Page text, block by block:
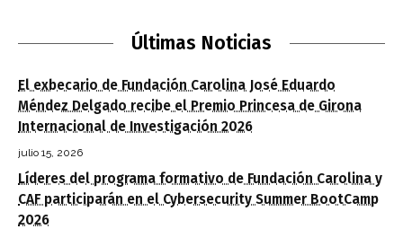
Últimas Noticias
El exbecario de Fundación Carolina José Eduardo
Méndez Delgado recibe el Premio Princesa de Girona
Internacional de Investigación 2026
julio 15, 2026
Líderes del programa formativo de Fundación Carolina y
CAF participarán en el Cybersecurity Summer BootCamp
2026